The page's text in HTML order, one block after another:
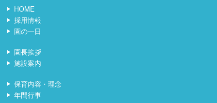
HOME
採用情報
園の一日
園長挨拶
施設案内
保育内容・理念
年間行事